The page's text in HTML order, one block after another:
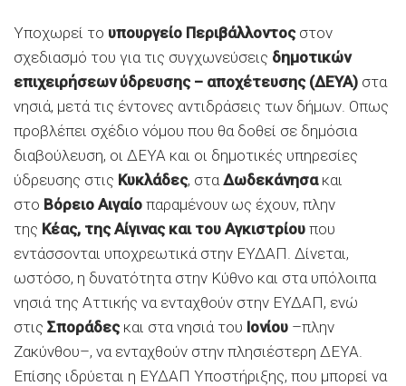
Υποχωρεί το υπουργείο Περιβάλλοντοςστον
σχεδιασμό του για τις συγχωνεύσεις δημοτικών
επιχειρήσεων ύδρευσης – αποχέτευσης (ΔΕΥΑ) στα
νησιά, μετά τις έντονες αντιδράσεις των δήμων. Οπως
προβλέπει σχέδιο νόμου που θα δοθεί σε δημόσια
διαβούλευση, oι ΔΕΥΑ και οι δημοτικές υπηρεσίες
ύδρευσης στις Κυκλάδες, στα Δωδεκάνησα και
στο Βόρειο Αιγαίο παραμένουν ως έχουν, πλην
της Κέας, της Αίγινας και του Αγκιστρίου που
εντάσσονται υποχρεωτικά στην ΕΥΔΑΠ. Δίνεται,
ωστόσο, η δυνατότητα στην Κύθνο και στα υπόλοιπα
νησιά της Αττικής να ενταχθούν στην ΕΥΔΑΠ, ενώ
στις Σποράδες και στα νησιά του Ιονίου –πλην
Ζακύνθου–, να ενταχθούν στην πλησιέστερη ΔΕΥΑ.
Επίσης ιδρύεται η ΕΥΔΑΠ Υποστήριξης, που μπορεί να